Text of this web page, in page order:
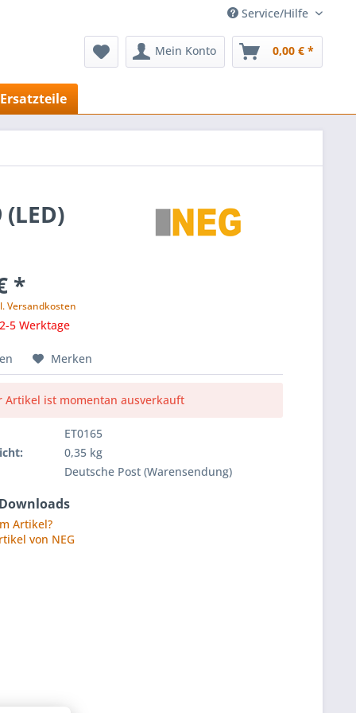
Service/Hilfe
Mein Konto 0,00 € *
Ersatzteile
*
Versandkosten
5 Werktage
Merken
Artikel ist momentan ausverkauft
ET0165
0,35 kg
Deutsche Post (Warensendung)
Artikel?
von NEG